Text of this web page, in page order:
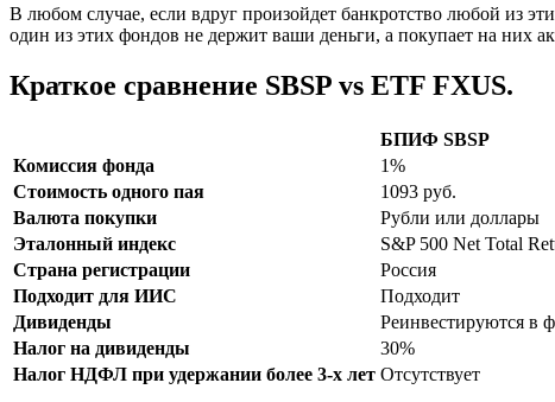
В любом случае, если вдруг произойдет банкротство любой из
один из этих фондов не держит ваши деньги, а покупает на них
Краткое сравнение SBSP vs ETF FXUS.
БПИФ SBSP
Комиссия фонда
1%
Стоимость одного пая
1093 руб.
Валюта покупки
Рубли или доллары
Эталонный индекс
S&P 500 Net Total
Страна регистрации
Россия
Подходит для ИИС
Подходит
Дивиденды
Реинвестируются в
Налог на дивиденды
30%
Налог НДФЛ при удержании более 3-х лет Отсутствует